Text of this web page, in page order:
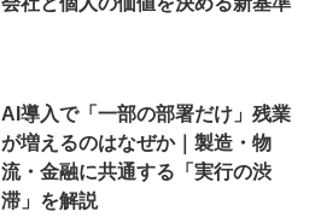
AI導入で「一部の部署だけ」残業
が増えるのはなぜか｜製造・物
流・金融に共通する「実行の渋
滞」を解説